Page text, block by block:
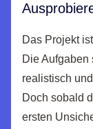
Das Projekt
Die Aufgaben
realistisch
Doch sobald
ersten